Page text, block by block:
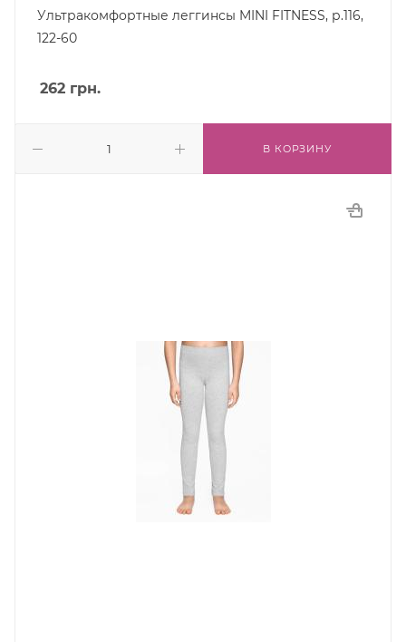
Ультракомфортные леггинсы MINI FITNESS, р.116,
122-60
262 грн.
В КОРЗИНУ